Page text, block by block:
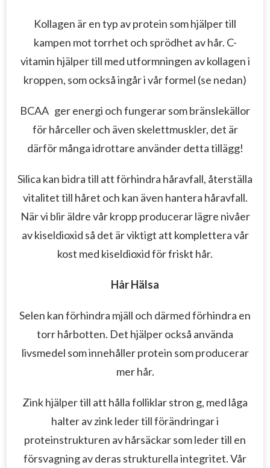
Kollagen är en typ av protein som hjälper till
kampen mot torrhet och sprödhet av hår. C-
vitamin hjälper till med utformningen av kollagen i
kroppen, som också ingår i vår formel (se nedan)
BCAA ger energi och fungerar som bränslekällor
för hårceller och även skelettmuskler, det är
därför många idrottare använder detta tillägg!
Silica kan bidra till att förhindra håravfall, återställa
vitalitet till håret och kan även hantera håravfall.
När vi blir äldre vår kropp producerar lägre nivåer
av kiseldioxid så det är viktigt att komplettera vår
kost med kiseldioxid för friskt hår.
Hår Hälsa
Selen kan förhindra mjäll och därmed förhindra en
torr hårbotten. Det hjälper också använda
livsmedel som innehåller protein som producerar
mer hår.
Zink hjälper till att hålla folliklar stron g, med låga
halter av zink leder till förändringar i
proteinstrukturen av hårsäckar som leder till en
försvagning av deras strukturella integritet.Vår